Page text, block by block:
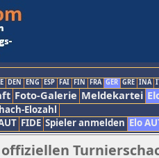
DEN ENG ESP FAI FIN FRA GER GRE INA
Foto-Galerie Meldekartei
Elozahl
FIDE Spieler anmelden Elo